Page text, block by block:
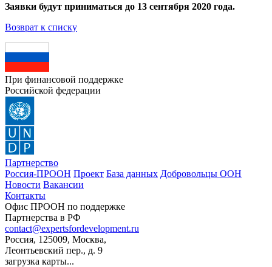
Заявки будут приниматься до 13 сентября 2020 года.
Возврат к списку
При финансовой поддержке
Российской федерации
Партнерство
Россия-ПРООН Проект База данных Добровольцы ООН
Новости Вакансии
Контакты
Офис ПРООН по поддержке
Партнерства в РФ
contact@expertsfordevelopment.ru
Россия, 125009, Москва,
Леонтьевский пер., д. 9
загрузка карты...